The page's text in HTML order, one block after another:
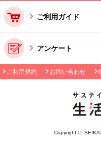
ご利用ガイド
アンケート
ご利用規約 お問い合わせ
Copyright ©